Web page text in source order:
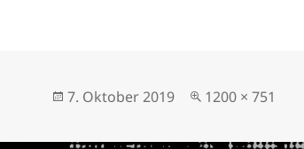
Veröffentlicht
7. Oktober 2019
Volle
1200 × 751